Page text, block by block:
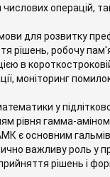
операцій,
для розвитку
рішень, робочу
в
моніторинг
у
рівня гамма-
є основним
важливу роль у
рішень і